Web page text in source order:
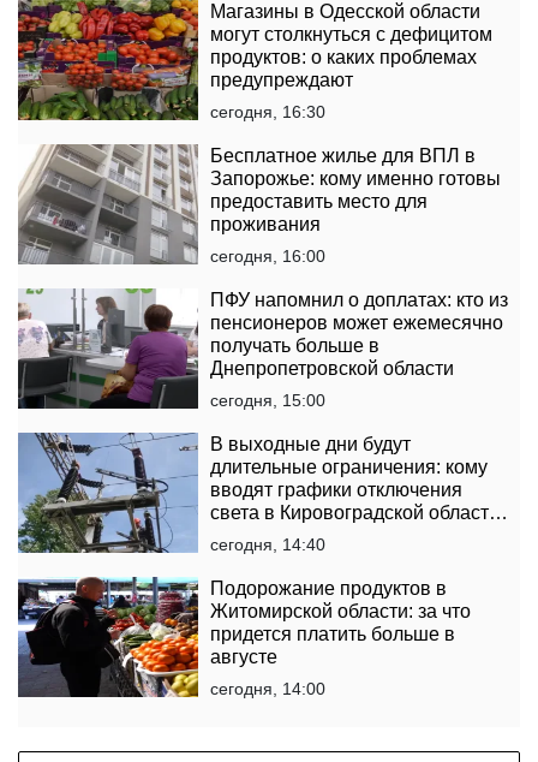
Магазины в Одесской области
могут столкнуться с дефицитом
продуктов: о каких проблемах
предупреждают
сегодня, 16:30
Бесплатное жилье для ВПЛ в
Запорожье: кому именно готовы
предоставить место для
проживания
сегодня, 16:00
ПФУ напомнил о доплатах: кто из
пенсионеров может ежемесячно
получать больше в
Днепропетровской области
сегодня, 15:00
В выходные дни будут
длительные ограничения: кому
вводят графики отключения
света в Кировоградской области
на 8 и 9 августа
сегодня, 14:40
Подорожание продуктов в
Житомирской области: за что
придется платить больше в
августе
сегодня, 14:00